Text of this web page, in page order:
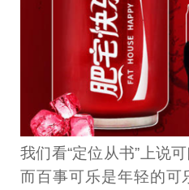
我们看“定位从书”上说
而百事可乐是年轻的可